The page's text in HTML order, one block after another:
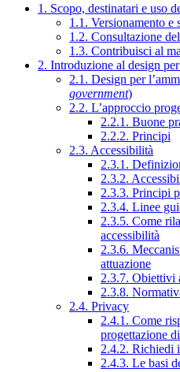
1. Scopo, destinatari e uso
1.1. Versionamento e
1.2. Consultazione
1.3. Contribuisci al
2. Introduzione al design
2.1. Design per
government)
2.2. L’approccio
2.2.1. Buone
2.2.2. Principi
2.3. Accessibilità
2.3.1.
2.3.2.
2.3.3. Principi
2.3.4. Linee
2.3.5. Come
accessibilità
2.3.6.
attuazione
2.3.7. Obiettivi
2.3.8.
2.4. Privacy
2.4.1. Come
progettazione
2.4.2. Richiedi
2.4.3. Le basi